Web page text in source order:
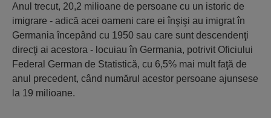
Anul trecut, 20,2 milioane de persoane cu un istoric de
imigrare - adică acei oameni care ei înşişi au imigrat în
Germania începând cu 1950 sau care sunt descendenţi
direcţi ai acestora - locuiau în Germania, potrivit Oficiului
Federal German de Statistică, cu 6,5% mai mult faţă de
anul precedent, când numărul acestor persoane ajunsese
la 19 milioane.